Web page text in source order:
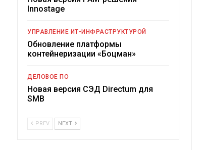
Innostage
УПРАВЛЕНИЕ ИТ-ИНФРАСТРУКТУРОЙ
Обновление платформы
контейнеризации «Боцман»
ДЕЛОВОЕ ПО
Новая версия СЭД Directum для
SMB
PREV NEXT